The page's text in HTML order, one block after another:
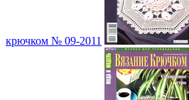
крючком № 09-2011